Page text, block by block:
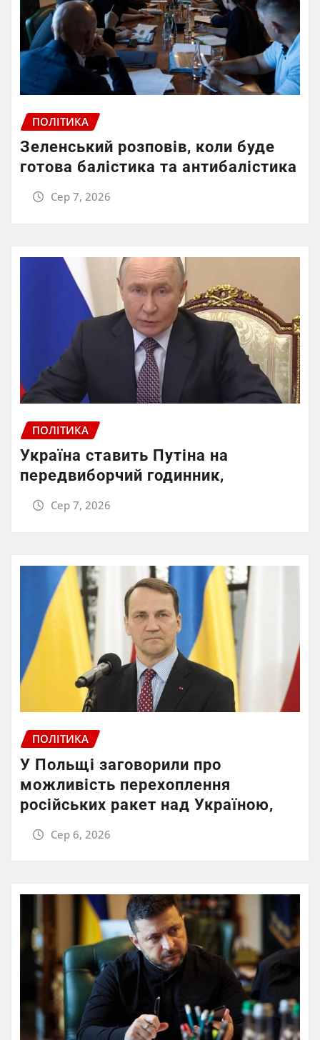
ПОЛІТИКА
Зеленський розповів, коли буде
готова балістика та антибалістика
Сер 7, 2026
ПОЛІТИКА
Україна ставить Путіна на
передвиборчий годинник,
Сер 7, 2026
ПОЛІТИКА
У Польщі заговорили про
можливість перехоплення
російських ракет над Україною,
Сер 6, 2026